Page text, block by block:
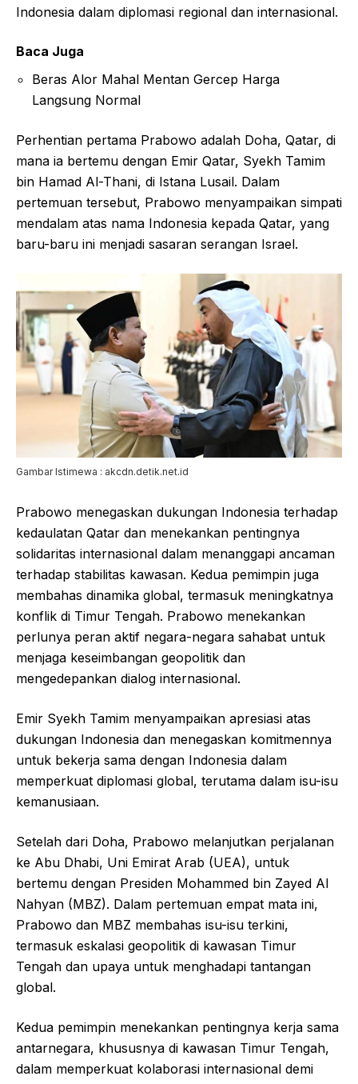
Indonesia dalam diplomasi regional dan internasional.
Baca Juga
Beras Alor Mahal Mentan Gercep Harga
Langsung Normal
Perhentian pertama Prabowo adalah Doha, Qatar, di
mana ia bertemu dengan Emir Qatar, Syekh Tamim
bin Hamad Al-Thani, di Istana Lusail. Dalam
pertemuan tersebut, Prabowo menyampaikan simpati
mendalam atas nama Indonesia kepada Qatar, yang
baru-baru ini menjadi sasaran serangan Israel.
Gambar Istimewa : akcdn.detik.net.id
Prabowo menegaskan dukungan Indonesia terhadap
kedaulatan Qatar dan menekankan pentingnya
solidaritas internasional dalam menanggapi ancaman
terhadap stabilitas kawasan. Kedua pemimpin juga
membahas dinamika global, termasuk meningkatnya
konflik di Timur Tengah. Prabowo menekankan
perlunya peran aktif negara-negara sahabat untuk
menjaga keseimbangan geopolitik dan
mengedepankan dialog internasional.
Emir Syekh Tamim menyampaikan apresiasi atas
dukungan Indonesia dan menegaskan komitmennya
untuk bekerja sama dengan Indonesia dalam
memperkuat diplomasi global, terutama dalam isu-isu
kemanusiaan.
Setelah dari Doha, Prabowo melanjutkan perjalanan
ke Abu Dhabi, Uni Emirat Arab (UEA), untuk
bertemu dengan Presiden Mohammed bin Zayed Al
Nahyan (MBZ). Dalam pertemuan empat mata ini,
Prabowo dan MBZ membahas isu-isu terkini,
termasuk eskalasi geopolitik di kawasan Timur
Tengah dan upaya untuk menghadapi tantangan
global.
Kedua pemimpin menekankan pentingnya kerja sama
antarnegara, khususnya di kawasan Timur Tengah,
dalam memperkuat kolaborasi internasional demi